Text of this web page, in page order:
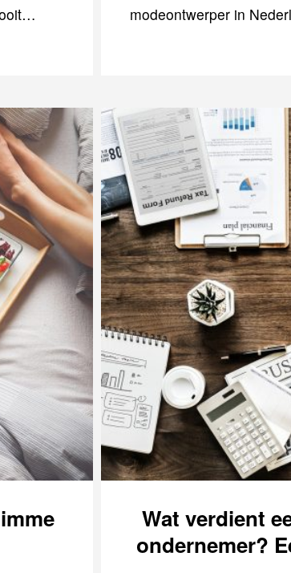
modeontwerper in
Wat verdient
ondernemer?